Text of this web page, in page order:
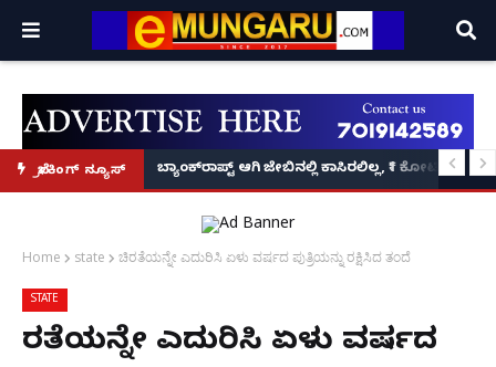
ಬ್ರೇಕಿಂಗ್ ನ್ಯೂಸ್
ಚಿನ್ನ ದರೋಡೆ!
ಪ್ರದೋಷ್ ಬೆನ್ನಲ್ಲೇ ಮಾಫಿ ಸಾಕ್ಷಿಯಾಗಲು 'ಎ8 ರವಿಶಂಕರ್, ಎ10 ವಿನಯ್' ಅರ್ಜಿ!
ಬ್ಯಾಂಕ್‌ರಾಪ್ಟ್‌ ಆಗಿ ಜೇಬಿನಲ್ಲಿ ಕಾಸಿರಲಿಲ್ಲ, ₹1 ಕೋಟಿ ಸಾಲ
Home state ಚಿರತೆಯನ್ನೇ ಎದುರಿಸಿ ಏಳು ವರ್ಷದ ಪುತ್ರಿಯನ್ನು ರಕ್ಷಿಸಿದ ತಂದೆ
STATE
ಚಿರತೆಯನ್ನೇ ಎದುರಿಸಿ ಏಳು ವರ್ಷದ